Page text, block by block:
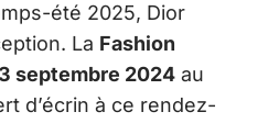
été 2025, Dior
La Fashion
septembre 2024 au
d’écrin à ce rendez-